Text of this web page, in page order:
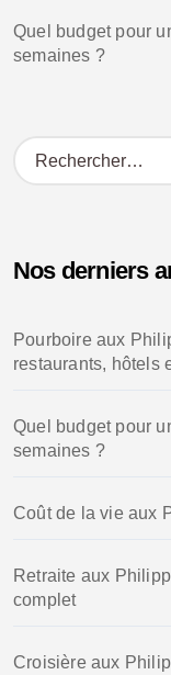
Quel budget pour
semaines ?
R
e
r
e
r
Nos derniers
Pourboire aux
restaurants, hôtels
Quel budget pour
semaines ?
Coût de la vie aux
Retraite aux
complet
Croisière aux